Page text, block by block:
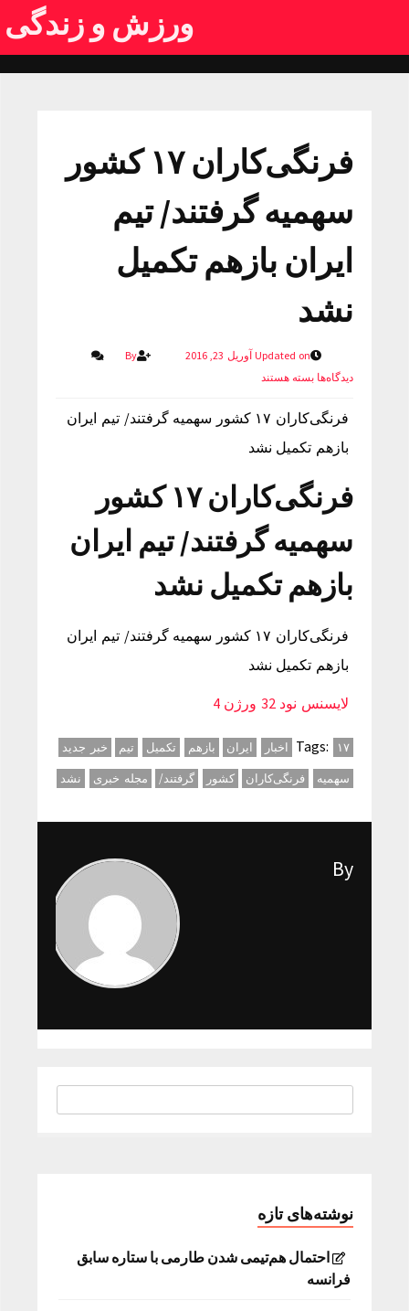
ورزش و زندگی
فرنگی‌کاران ۱۷ کشور
سهمیه گرفتند/ تیم
ایران بازهم تکمیل
نشد
Updated on آوریل 23, 2016
By
دیدگاه‌هابسته هستند
فرنگی‌کاران ۱۷ کشور سهمیه گرفتند/ تیم ایران
بازهم تکمیل نشد
فرنگی‌کاران ۱۷ کشور
سهمیه گرفتند/ تیم ایران
بازهم تکمیل نشد
فرنگی‌کاران ۱۷ کشور سهمیه گرفتند/ تیم ایران
بازهم تکمیل نشد
لایسنس نود 32 ورژن 4
Tags: ۱۷ اخبار ایران بازهم تکمیل تیم
خبر جدید
سهمیه
فرنگی‌کاران کشور گرفتند/ مجله خبری نشد
By
نوشته‌های تازه
احتمال هم‌تیمی شدن طارمی با ستاره سابق
فرانسه